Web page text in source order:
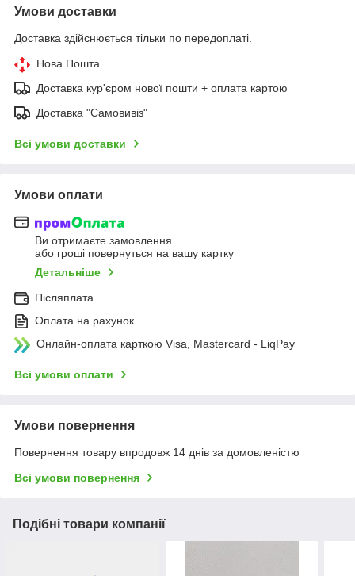
Умови доставки
Доставка здійснюється тільки по передоплаті.
Нова Пошта
Доставка кур'єром нової пошти + оплата картою
Доставка "Самовивіз"
Всі умови доставки
Умови оплати
Ви отримаєте замовлення
або гроші повернуться на вашу картку
Детальніше
Післяплата
Оплата на рахунок
Онлайн-оплата карткою Visa, Mastercard - LiqPay
Всі умови оплати
Умови повернення
Повернення товару впродовж 14 днів за домовленістю
Всі умови повернення
Подібні товари компанії